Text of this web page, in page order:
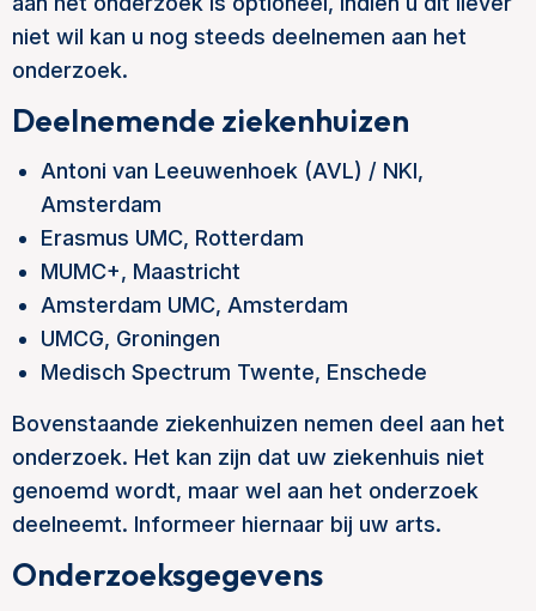
niet wil kan u nog steeds deelnemen aan het
onderzoek.
Deelnemende ziekenhuizen
Antoni van Leeuwenhoek (AVL) / NKI,
Amsterdam
Erasmus UMC, Rotterdam
MUMC+, Maastricht
Amsterdam UMC, Amsterdam
UMCG, Groningen
Medisch Spectrum Twente, Enschede
Bovenstaande ziekenhuizen nemen deel aan het
onderzoek. Het kan zijn dat uw ziekenhuis niet
genoemd wordt, maar wel aan het onderzoek
deelneemt. Informeer hiernaar bij uw arts.
Onderzoeksgegevens